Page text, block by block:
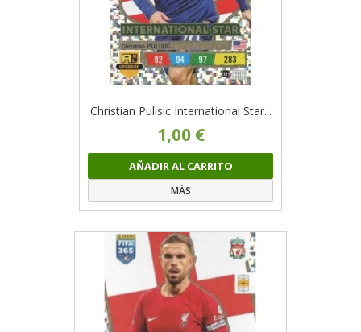
Christian Pulisic International Star...
1,00 €
AÑADIR AL CARRITO
MÁS